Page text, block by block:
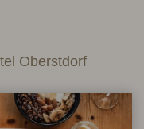
Oberstdorf